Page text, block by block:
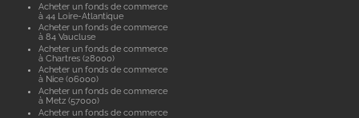
Acheter un fonds de commerce
à 44 Loire-Atlantique
Acheter un fonds de commerce
à 84 Vaucluse
Acheter un fonds de commerce
à Chartres (28000)
Acheter un fonds de commerce
à Nice (06000)
Acheter un fonds de commerce
à Metz (57000)
Acheter un fonds de commerce